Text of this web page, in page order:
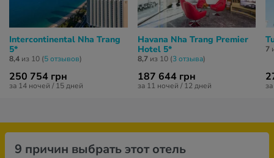
Intercontinental Nha Trang
5*
8,4 из 10 (5 отзывов)
250 754 грн
за 14 ночей / 15 дней
Havana Nha Trang Premier
Hotel 5*
8,7из 10 (3 отзывa)
187 644 грн
за 11 ночей / 12 дней
7
9 причин выбрать этот отель